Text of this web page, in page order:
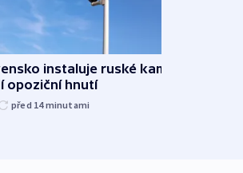
instaluje ruské kamery,
opoziční hnutí
před 14minutami